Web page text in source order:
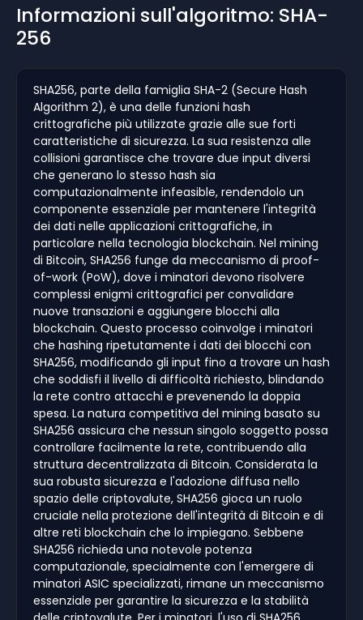
Informazioni sull'algoritmo: SHA-
256
SHA256, parte della famiglia SHA-2 (Secure Hash
Algorithm 2), è una delle funzioni hash
crittografiche più utilizzate grazie alle sue forti
caratteristiche di sicurezza. La sua resistenza alle
collisioni garantisce che trovare due input diversi
che generano lo stesso hash sia
computazionalmente infeasible, rendendolo un
componente essenziale per mantenere l'integrità
dei dati nelle applicazioni crittografiche, in
particolare nella tecnologia blockchain. Nel mining
di Bitcoin, SHA256 funge da meccanismo di proof-
of-work (PoW), dove i minatori devono risolvere
complessi enigmi crittografici per convalidare
nuove transazioni e aggiungere blocchi alla
blockchain. Questo processo coinvolge i minatori
che hashing ripetutamente i dati dei blocchi con
SHA256, modificando gli input fino a trovare un hash
che soddisfi il livello di difficoltà richiesto, blindando
la rete contro attacchi e prevenendo la doppia
spesa. La natura competitiva del mining basato su
SHA256 assicura che nessun singolo soggetto possa
controllare facilmente la rete, contribuendo alla
struttura decentralizzata di Bitcoin. Considerata la
sua robusta sicurezza e l'adozione diffusa nello
spazio delle criptovalute, SHA256 gioca un ruolo
cruciale nella protezione dell'integrità di Bitcoin e di
altre reti blockchain che lo impiegano. Sebbene
SHA256 richieda una notevole potenza
computazionale, specialmente con l'emergere di
minatori ASIC specializzati, rimane un meccanismo
essenziale per garantire la sicurezza e la stabilità